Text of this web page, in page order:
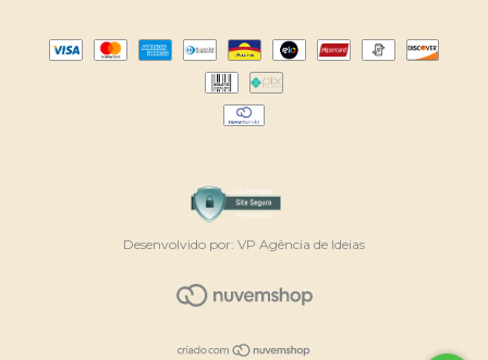
Desenvolvido por: VP Agência de Ideias